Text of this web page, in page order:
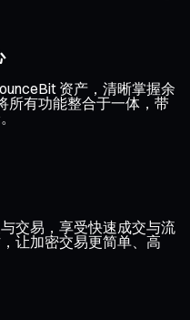
资产，清晰掌握余
所有功能整合于一体，带
交易，享受快速成交与流
让加密交易更简单、高